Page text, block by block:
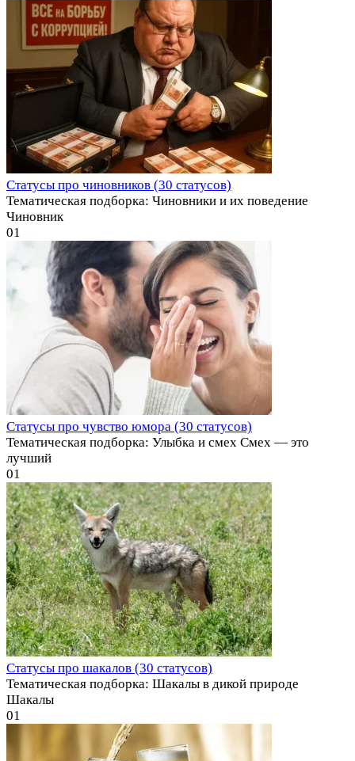
Статусы про чиновников (30 статусов)
Тематическая подборка: Чиновники и их поведение
Чиновник
01
Статусы про чувство юмора (30 статусов)
Тематическая подборка: Улыбка и смех Смех — это
лучший
01
Статусы про шакалов (30 статусов)
Тематическая подборка: Шакалы в дикой природе
Шакалы
01